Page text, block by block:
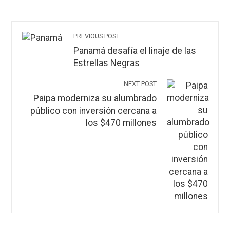
PREVIOUS POST
Panamá desafía el linaje de las
Estrellas Negras
NEXT POST
Paipa moderniza su alumbrado
público con inversión cercana a
los $470 millones